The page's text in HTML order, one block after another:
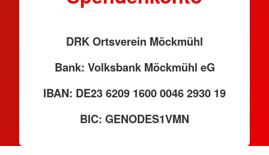
DRK Ortsverein Möckmühl
Bank: Volksbank Möckmühl eG
IBAN: DE23 6209 1600 0046 2930 19
BIC: GENODES1VMN